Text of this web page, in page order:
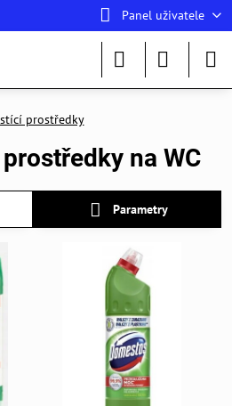
Panel uživatele
prostředky
na WC
Parametry